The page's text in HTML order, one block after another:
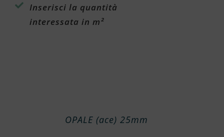
Inserisci la quantità
interessata in m²
OPALE (ace) 25mm